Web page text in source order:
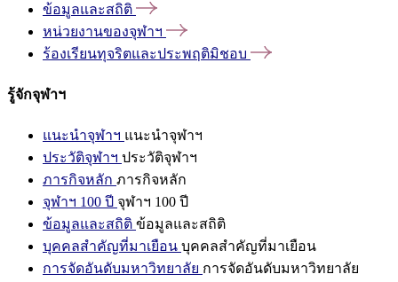
ข้อมูลและสถิติ
หน่วยงานของจุฬาฯ
ร้องเรียนทุจริตและประพฤติมิชอบ
รู้จักจุฬาฯ
แนะนำจุฬาฯ แนะนำจุฬาฯ
ประวัติจุฬาฯ ประวัติจุฬาฯ
ภารกิจหลัก ภารกิจหลัก
จุฬาฯ 100 ปี จุฬาฯ 100 ปี
ข้อมูลและสถิติ ข้อมูลและสถิติ
บุคคลสำคัญที่มาเยือน บุคคลสำคัญที่มาเยือน
การจัดอันดับมหาวิทยาลัย การจัดอันดับมหาวิทยาลัย